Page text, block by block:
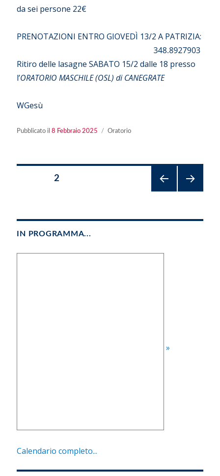
da sei persone 22€
PRENOTAZIONI ENTRO GIOVEDÌ 13/2 A PATRIZIA:
Ritiro delle lasagne SABATO 15/2 dalle 18 presso
l’ORATORIO MASCHILE (OSL) di CANEGRATE
WGesù
Pubblicato ilPubblicato
8 Febbraio 2025 Categorie
Oratorio
Paginazione
articoli
PAGINA2
IN PROGRAMMA...
»
Calendario completo...